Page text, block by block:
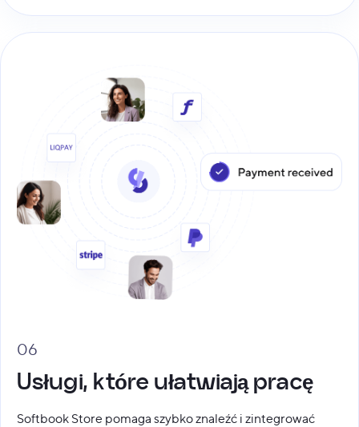
06
Usługi, które ułatwiają pracę
Softbook Store pomaga szybko znaleźć i zintegrować